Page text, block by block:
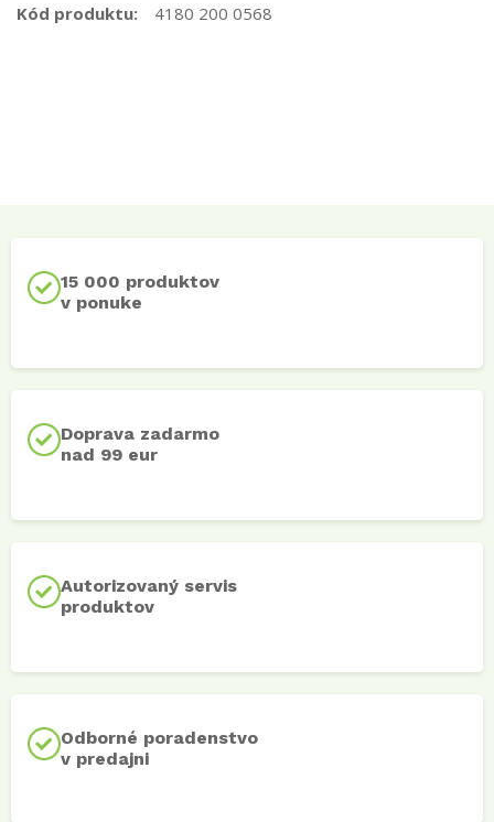
Kód produktu: 4180 200 0568
15 000 produktov
v ponuke
Doprava zadarmo
nad 99 eur
Autorizovaný servis
produktov
Odborné poradenstvo
v predajni